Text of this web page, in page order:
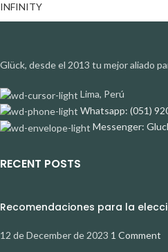
INFINITY
Glück, desde el 2013 tu mejor aliado
Lima, Perú
Whatsapp: (051)
Messenger:
RECENT POSTS
Recomendaciones para la
12 de December de 2023 1 Comment